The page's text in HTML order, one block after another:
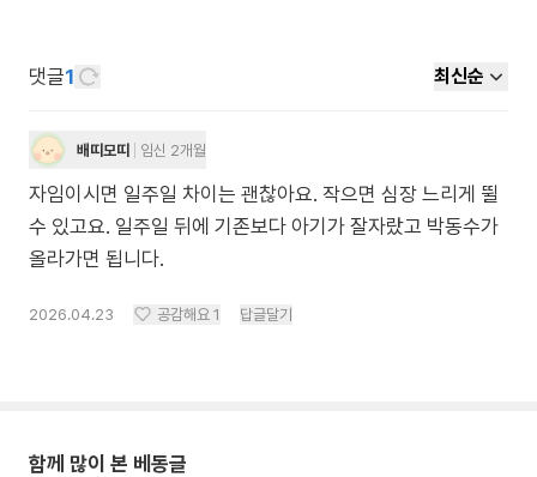
댓글1 최신순
배띠모띠 임신 2개월
자임이시면 일주일 차이는 괜찮아요. 작으면 심장 느리게 뛸
수 있고요. 일주일 뒤에 기존보다 아기가 잘자랐고 박동수가
올라가면 됩니다.
2026.04.23 공감해요 1 답글달기
함께 많이 본 베동글